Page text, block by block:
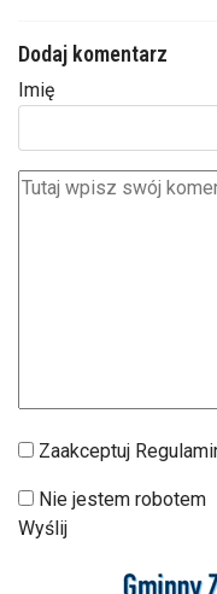
Dodaj komentarz
Imię
Zaakceptuj
Nie jestem robotem
Wyślij